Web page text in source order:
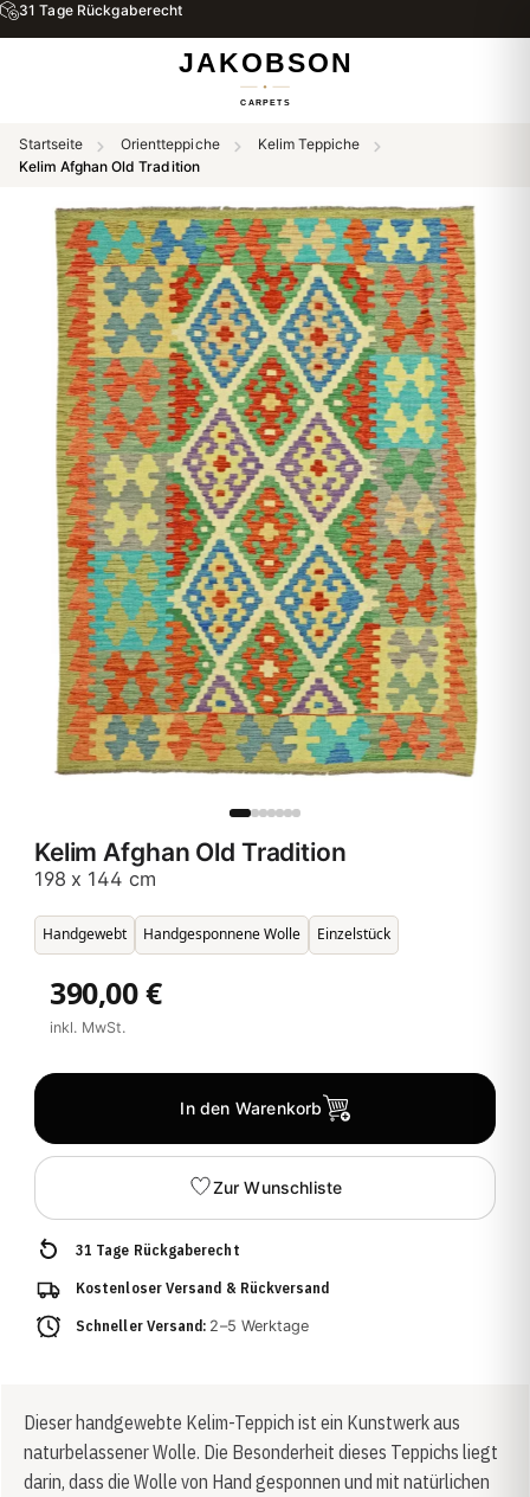
31 Tage Rückgaberecht
Startseite Orientteppiche
Kelim Teppiche
Kelim Afghan Old Tradition
Kelim Afghan Old Tradition
198 x 144 cm
Handgewebt Handgesponnene Wolle Einzelstück
390,00 €
inkl. MwSt.
In den Warenkorb
Zur Wunschliste
31 Tage Rückgaberecht
Kostenloser Versand & Rückversand
Schneller Versand: 2–5 Werktage
Dieser handgewebte Kelim-Teppich ist ein Kunstwerk aus
naturbelassener Wolle. Die Besonderheit dieses Teppichs liegt
darin, dass die Wolle von Hand gesponnen und mit natürlichen